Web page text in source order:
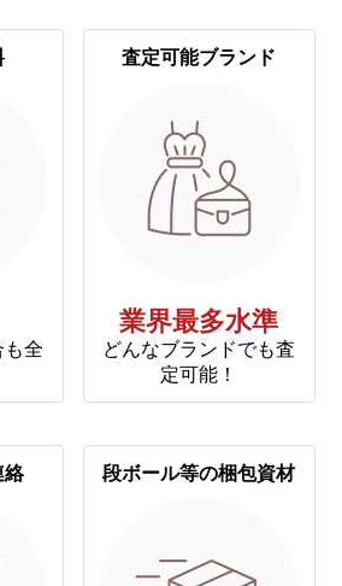
も全
査定可能ブランド
業界最多水準
どんなブランドでも査
定可能！
絡 段ボール等の梱包資材